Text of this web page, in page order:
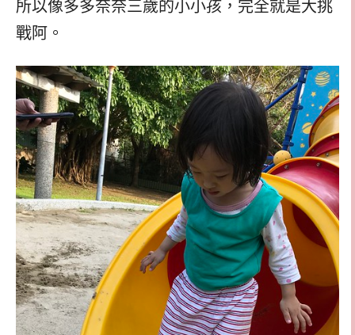
所以像多多奈奈三歲的小小孩，完全就是大挑
戰阿。